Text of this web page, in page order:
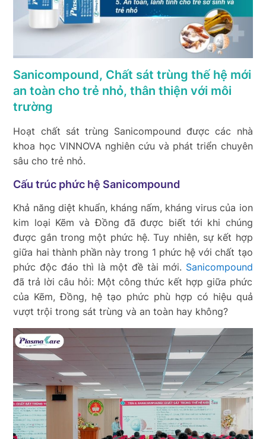
Sanicompound, Chất sát trùng thế hệ mới
an toàn cho trẻ nhỏ, thân thiện với môi
trường
Hoạt chất sát trùng Sanicompound được các nhà
khoa học VINNOVA nghiên cứu và phát triển chuyên
sâu cho trẻ nhỏ.
Cấu trúc phức hệ Sanicompound
Khả năng diệt khuẩn, kháng nấm, kháng virus của ion
kim loại Kẽm và Đồng đã được biết tới khi chúng
được gắn trong một phức hệ. Tuy nhiên, sự kết hợp
giữa hai thành phần này trong 1 phức hệ với chất tạo
phức độc đáo thì là một đề tài mới. Sanicompound
đã trả lời câu hỏi: Một công thức kết hợp giữa phức
của Kẽm, Đồng, hệ tạo phức phù hợp có hiệu quả
vượt trội trong sát trùng và an toàn hay không?